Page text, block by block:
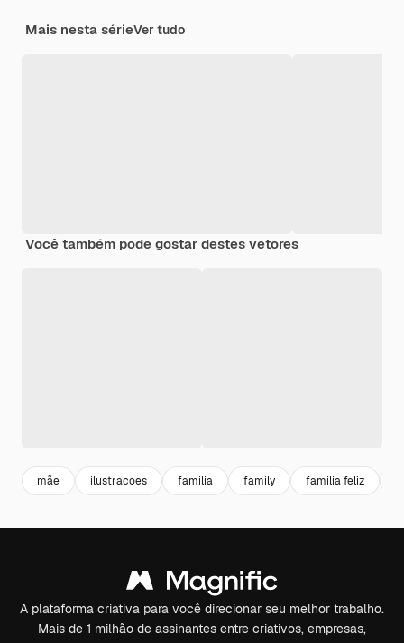
Mais nesta sérieVer tudo
Você também pode gostar destes vetores
mãe ilustracoes familia family familia feliz
A plataforma criativa para você direcionar seu melhor trabalho.
Mais de 1 milhão de assinantes entre criativos, empresas,